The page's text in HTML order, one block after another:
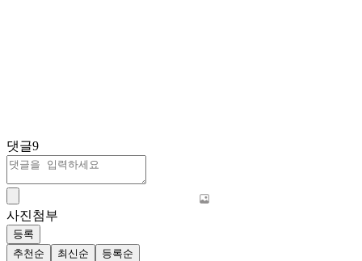
댓글9
사진첨부
등록
추천순
최신순 등록순